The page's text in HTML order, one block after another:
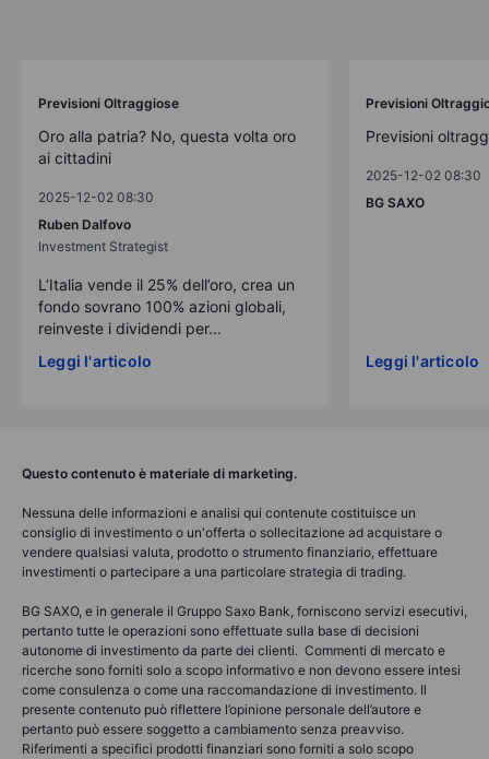
Previsioni Oltraggiose
Oro alla patria? No, questa volta oro
ai cittadini
2025-12-02 08:30
Ruben Dalfovo
Investment Strategist
L’Italia vende il 25% dell’oro, crea un
fondo sovrano 100% azioni globali,
reinveste i dividendi per...
Leggi l'articolo
Previsioni
Previsioni
2025-12-02 08:30
BG SAXO
Leggi l'articolo
Questo contenuto è materiale di marketing.
Nessuna delle informazioni e analisi qui contenute costituisce un
consiglio di investimento o un'offerta o sollecitazione ad acquistare o
vendere qualsiasi valuta, prodotto o strumento finanziario, effettuare
investimenti o partecipare a una particolare strategia di trading.
BG SAXO, e in generale il Gruppo Saxo Bank, forniscono servizi esecutivi,
pertanto tutte le operazioni sono effettuate sulla base di decisioni
autonome di investimento da parte dei clienti. Commenti di mercato e
ricerche sono forniti solo a scopo informativo e non devono essere intesi
come consulenza o come una raccomandazione di investimento. Il
presente contenuto può riflettere l’opinione personale dell’autore e
pertanto può essere soggetto a cambiamento senza preavviso.
Riferimenti a specifici prodotti finanziari sono forniti a solo scopo